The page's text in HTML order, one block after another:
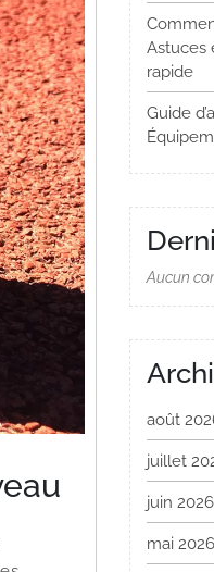
Astuces
rapide
Guide
Aucun
août
juillet
juin 2026
mai 2026